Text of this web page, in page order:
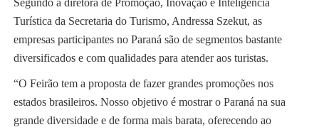
Segundo a diretora de Promoção, Inovação e Inteligência
Turística da Secretaria do Turismo, Andressa Szekut, as
empresas participantes no Paraná são de segmentos bastante
diversificados e com qualidades para atender aos turistas.
“O Feirão tem a proposta de fazer grandes promoções nos
estados brasileiros. Nosso objetivo é mostrar o Paraná na sua
grande diversidade e de forma mais barata, oferecendo ao